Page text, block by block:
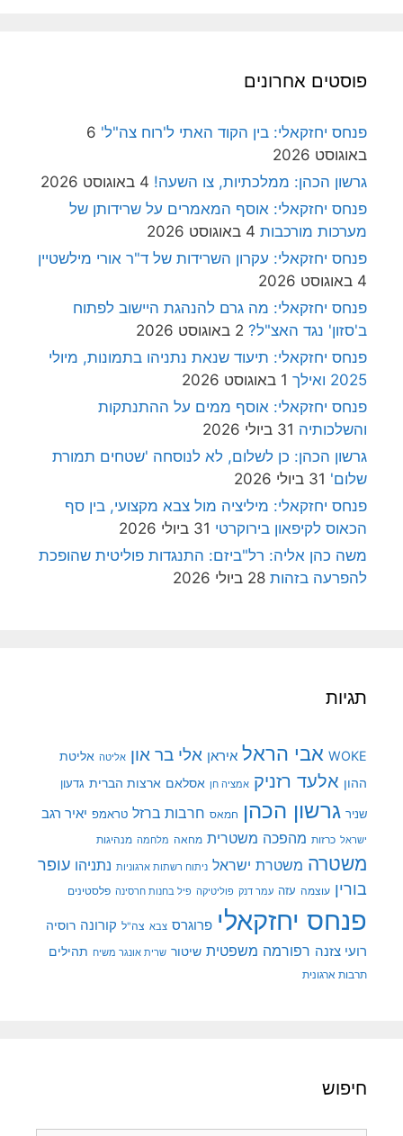
פוסטים אחרונים
פנחס יחזקאלי: בין הקוד האתי ל'רוח צה"ל' 6
באוגוסט 2026
גרשון הכהן: ממלכתיות, צו השעה! 4 באוגוסט 2026
פנחס יחזקאלי: אוסף המאמרים על שרידותן של
מערכות מורכבות 4 באוגוסט 2026
פנחס יחזקאלי: עקרון השרידות של ד"ר אורי מילשטיין
4 באוגוסט 2026
פנחס יחזקאלי: מה גרם להנהגת היישוב לפתוח
ב'סזון' נגד האצ"ל? 2 באוגוסט 2026
פנחס יחזקאלי: תיעוד שנאת נתניהו בתמונות, מיולי
2025 ואילך
1 באוגוסט 2026
פנחס יחזקאלי: אוסף ממים על ההתנתקות
והשלכותיה 31 ביולי 2026
גרשון הכהן: כן לשלום, לא לנוסחה 'שטחים תמורת
שלום' 31 ביולי 2026
פנחס יחזקאלי: מיליציה מול צבא מקצועי, בין סף
הכאוס לקיפאון בירוקרטי 31 ביולי 2026
משה כהן אליה: רל"ביזם: התנגדות פוליטית שהופכת
להפרעה בזהות 28 ביולי 2026
תגיות
WOKE אבי הראל איראן אלי בר און אליטה אליטת
ההון אלעד רזניק אמציה חן אסלאם ארצות הברית גדעון
שניר גרשון הכהן חמאס חרבות ברזל טראמפ יאיר רגב
ישראל כרזות מהפכה משטרית מחאה מלחמה מנהיגות
משטרה משטרת ישראל ניתוח רשתות ארגוניות נתניהו עופר
בורין עוצמה עזה עמר דנק פוליטיקה פיל בחנות חרסינה פלסטינים
פנחס יחזקאלי פרוגרס צבא צה"ל קורונה רוסיה
רועי צזנה רפורמה משפטית שיטור שרית אונגר משיח תהילים
תרבות ארגונית
חיפוש